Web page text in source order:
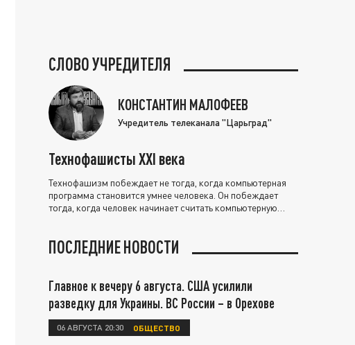
СЛОВО УЧРЕДИТЕЛЯ
КОНСТАНТИН МАЛОФЕЕВ
Учредитель телеканала "Царьград"
Технофашисты XXI века
Технофашизм побеждает не тогда, когда компьютерная
программа становится умнее человека. Он побеждает
тогда, когда человек начинает считать компьютерную
ПОСЛЕДНИЕ НОВОСТИ
Главное к вечеру 6 августа. США усилили
разведку для Украины. ВС России – в Орехове
06 АВГУСТА 20:30 ОБЩЕСТВО